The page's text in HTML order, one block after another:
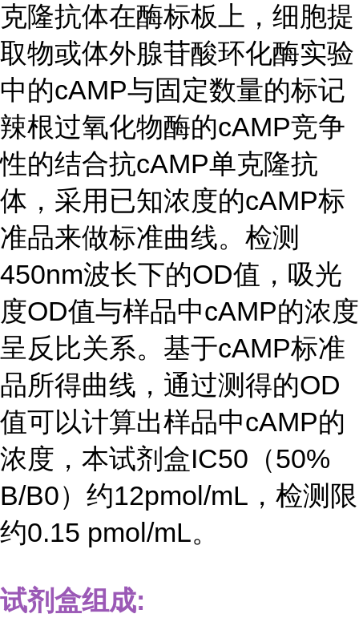
克隆抗体在酶标板上，细胞提
取物或体外腺苷酸环化酶实验
中的cAMP与固定数量的标记
辣根过氧化物酶的cAMP竞争
性的结合抗cAMP单克隆抗
体，采用已知浓度的cAMP标
准品来做标准曲线。检测
450nm波长下的OD值，吸光
度OD值与样品中cAMP的浓度
呈反比关系。基于cAMP标准
品所得曲线，通过测得的OD
值可以计算出样品中cAMP的
浓度，本试剂盒IC50（50%
B/B0）约12pmol/mL，检测限
约0.15 pmol/mL。
试剂盒组成: